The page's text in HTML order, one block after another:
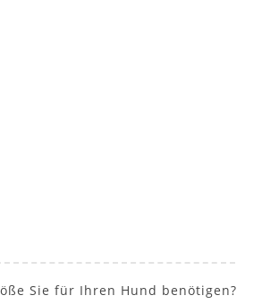
Sie für Ihren Hund benötigen?